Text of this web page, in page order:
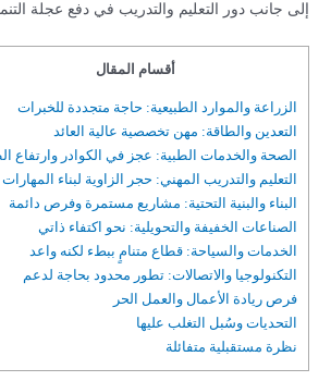
إلى جانب دور التعليم والتدريب في دفع عجلة
أقسام المقال
الزراعة والموارد الطبيعية: حاجة متجددة للخبرات
التعدين والطاقة: مهن تخصصية عالية العائد
الصحة والخدمات الطبية: عجز في الكوادر وارتفاع
التعليم والتدريب المهني: حجر الزاوية لبناء المهارات
البناء والبنية التحتية: مشاريع مستمرة وفرص دائمة
الصناعات الخفيفة والتحويلية: نحو اكتفاء ذاتي
الخدمات والسياحة: قطاع متنامٍ ببطء لكنه واعد
التكنولوجيا والاتصالات: تطور محدود بحاجة لدعم
فرص ريادة الأعمال والعمل الحر
التحديات وسُبل التغلب عليها
نظرة مستقبلية متفائلة